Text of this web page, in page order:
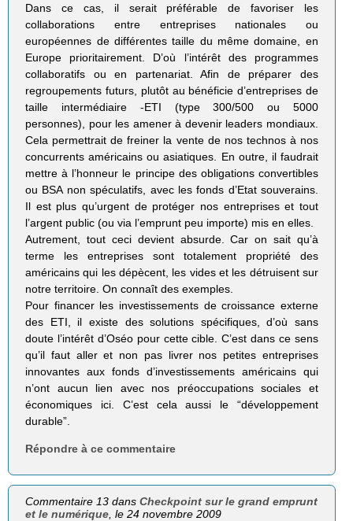
Dans ce cas, il serait préférable de favoriser les
collaborations entre entreprises nationales ou
européennes de différentes taille du même domaine, en
Europe prioritairement. D’où l’intérêt des programmes
collaboratifs ou en partenariat. Afin de préparer des
regroupements futurs, plutôt au bénéficie d’entreprises de
taille intermédiaire -ETI (type 300/500 ou 5000
personnes), pour les amener à devenir leaders mondiaux.
Cela permettrait de freiner la vente de nos technos à nos
concurrents américains ou asiatiques. En outre, il faudrait
mettre à l’honneur le principe des obligations convertibles
ou BSA non spéculatifs, avec les fonds d’Etat souverains.
Il est plus qu’urgent de protéger nos entreprises et tout
l’argent public (ou via l’emprunt peu importe) mis en elles.
Autrement, tout ceci devient absurde. Car on sait qu’à
terme les entreprises sont totalement propriété des
américains qui les dépècent, les vides et les détruisent sur
notre territoire. On connaît des exemples.
Pour financer les investissements de croissance externe
des ETI, il existe des solutions spécifiques, d’où sans
doute l’intérêt d’Oséo pour cette cible. C’est dans ce sens
qu’il faut aller et non pas livrer nos petites entreprises
innovantes aux fonds d’investissements américains qui
n’ont aucun lien avec nos préoccupations sociales et
économiques ici. C’est cela aussi le “développement
durable”.
Répondre à ce commentaire
Commentaire 13 dansCheckpoint sur le grand emprunt
et le numérique , le 24 novembre 2009